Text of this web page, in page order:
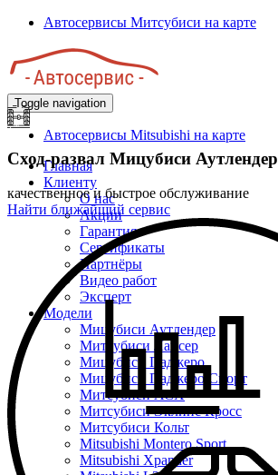
Перейти
основному
содержанию
Автосервисы Митсубиси на карте
Toggle navigation
Автосервисы Mitsubishi на карте
Главная
Клиенту
О нас
Акции
Гарантия
Сертификаты
Партнёры
Видео работ
Эксперт
Модели
Мицубиси Аутлендер
Митсубиси Лансер
Мицубиси Паджеро
Мицубиси Паджеро Спорт
Митсубиси АСХ
Митсубиси Эклипс Кросс
Митсубиси Кольт
Mitsubishi Montero Sport
Mitsubishi Xpander
Сход-развал Мицубиси Аутлендер
качественное и быстрое обслуживание
Найти ближайший сервис